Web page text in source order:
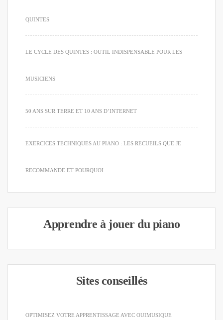
QUINTES
LE CYCLE DES QUINTES : OUTIL INDISPENSABLE POUR LES
MUSICIENS
50 ANS SUR TERRE ET 10 ANS D’INTERNET
EXERCICES TECHNIQUES AU PIANO : LES RECUEILS QUE JE
RECOMMANDE ET POURQUOI
Apprendre à jouer du piano
Sites conseillés
OPTIMISEZ VOTRE APPRENTISSAGE AVEC OUIMUSIQUE